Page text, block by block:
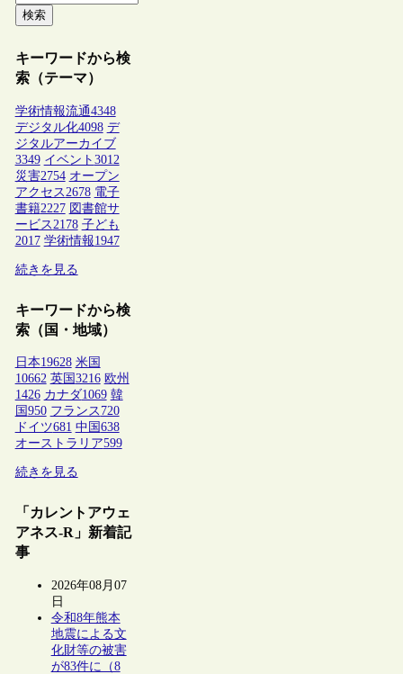
検索
キーワードから検
索（テーマ）
学術情報流通4348
デジタル化4098 デ
ジタルアーカイブ
3349 イベント 3012
災害2754 オープン
アクセス 2678 電子
書籍2227 図書館サ
ービス 2178 子ども
2017 学術情報1947
続きを見る
キーワードから検
索（国・地域）
日本19628 米国
10662 英国 3216 欧州
1426 カナダ1069 韓
国 950 フランス 720
ドイツ681 中国 638
オーストラリア599
続きを見る
「カレントアウェ
アネス-R」新着記
事
2026年08月07
日
令和8年熊本
地震による文
化財等の被害
が83件に（8